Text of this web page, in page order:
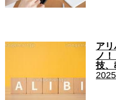
ア
ノ
技、